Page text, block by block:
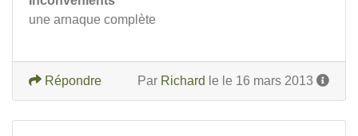
une arnaque complète
Par Richard le le 16 mars 2013
Répondre